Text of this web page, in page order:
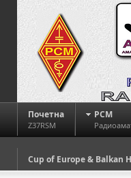
Почетна
Z37RSM
РСМ
Cup of Europe & Balkan